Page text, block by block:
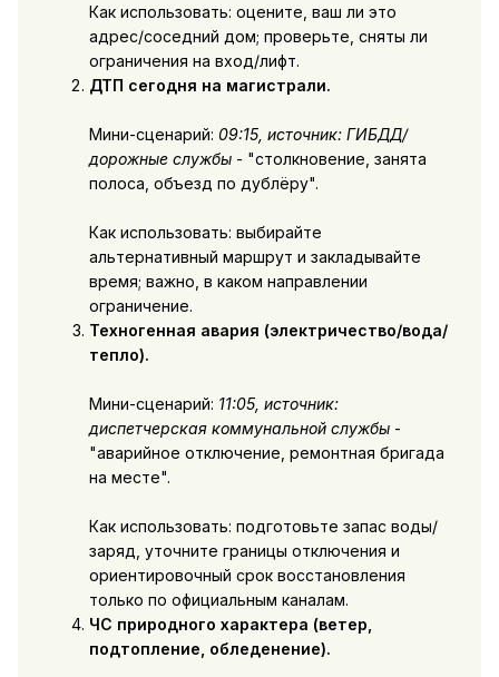
Как использовать: оцените, ваш ли это
адрес/соседний дом; проверьте, сняты ли
ограничения на вход/лифт.
ДТП сегодня на магистрали.
Мини-сценарий: 09:15, источник: ГИБДД/
дорожные службы- "столкновение, занята
полоса, объезд по дублёру".
Как использовать: выбирайте
альтернативный маршрут и закладывайте
время; важно, в каком направлении
ограничение.
Техногенная авария (электричество/вода/
тепло).
Мини-сценарий: 11:05, источник:
диспетчерская коммунальной службы-
"аварийное отключение, ремонтная бригада
на месте".
Как использовать: подготовьте запас воды/
заряд, уточните границы отключения и
ориентировочный срок восстановления
только по официальным каналам.
ЧС природного характера (ветер,
подтопление, обледенение).